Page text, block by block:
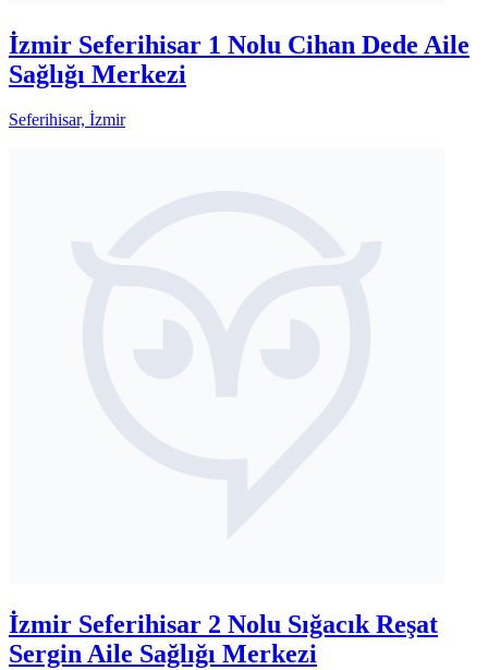
İzmir Seferihisar 1 Nolu Cihan Dede Aile
Sağlığı Merkezi
Seferihisar, İzmir
İzmir Seferihisar 2 Nolu Sığacık Reşat
Sergin Aile Sağlığı Merkezi